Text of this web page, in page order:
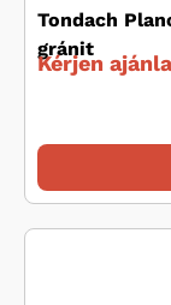
Tondach
gránit
Kérjen